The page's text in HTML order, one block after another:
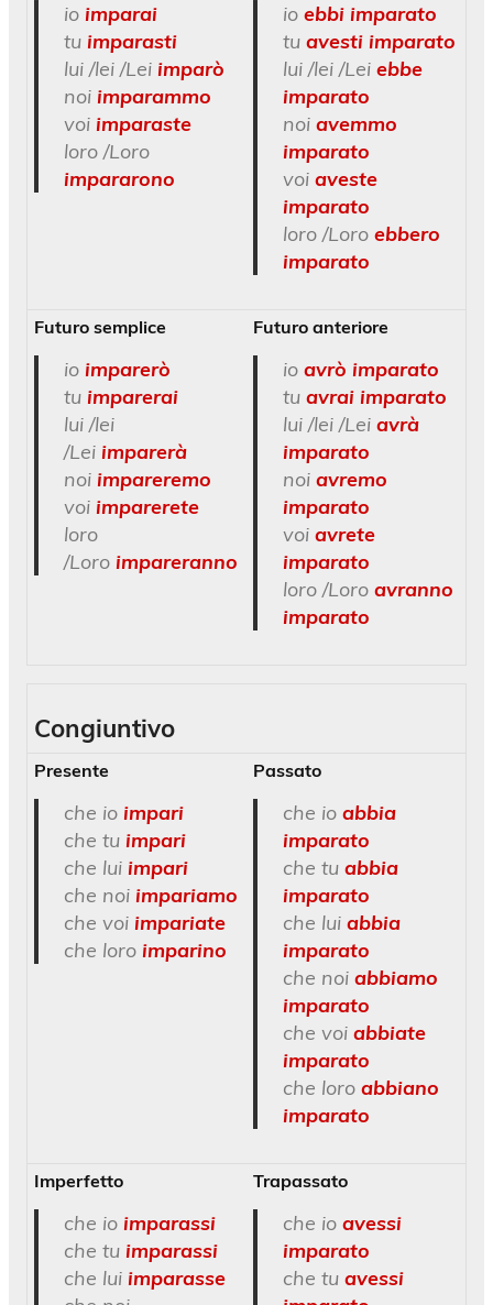
io imparai
tu imparasti
lui /lei /Lei imparò
noi imparammo
voi imparaste
loro /Loro
impararono
io ebbi imparato
tu avesti imparato
lui /lei /Lei ebbe
imparato
noi avemmo
imparato
voi aveste
imparato
loro /Loro ebbero
imparato
Futuro semplice
io imparerò
tu imparerai
lui /lei
/Lei imparerà
noi impareremo
voi imparerete
loro
/Loro impareranno
Futuro anteriore
io avrò imparato
tu avrai imparato
lui /lei /Lei avrà
imparato
noi avremo
imparato
voi avrete
imparato
loro /Loro avranno
imparato
Congiuntivo
Presente
che io impari
che tu impari
che lui impari
che noi impariamo
che voi impariate
che loro imparino
Passato
che io abbia
imparato
che tu abbia
imparato
che lui abbia
imparato
che noi abbiamo
imparato
che voi abbiate
imparato
che loro abbiano
imparato
Imperfetto
che ioimparassi
che tuimparassi
che luiimparasse
Trapassato
che io avessi
imparato
che tu avessi